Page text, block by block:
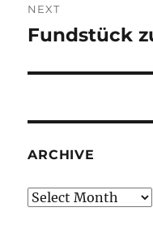
NEXT
Next
Fundstück
ARCHIVE
Archive